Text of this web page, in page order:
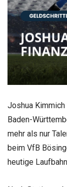
Joshua
Baden-
mehr als nur
beim VfB
heutige